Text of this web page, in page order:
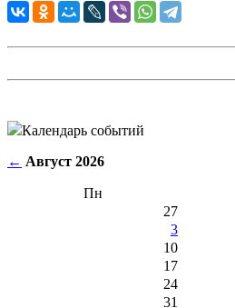
Календарь событий
← Август 2026
Пн
27
3
10
17
24
31